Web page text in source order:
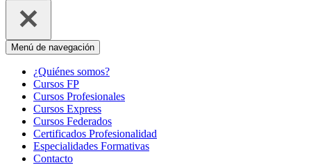
Menú de navegación
¿Quiénes somos?
Cursos FP
Cursos Profesionales
Cursos Express
Cursos Federados
Certificados Profesionalidad
Especialidades Formativas
Contacto